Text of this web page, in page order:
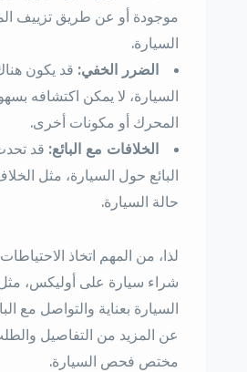
موجودة أو عن طريق تزييف
السيارة.
الضرر الخفي: قد يكون
السيارة، لا يمكن اكتشافه
المحرك أو مكونات أخرى.
الخلافات مع البائع: قد
البائع حول السيارة، مثل
حالة السيارة.
لذا، من المهم اتخاذ
شراء سيارة على أوليكس،
السيارة بعناية والتواصل مع
عن المزيد من التفاصيل
مختص فحص السيارة.